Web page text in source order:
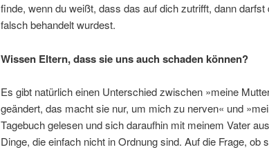
finde, wenn du weißt, dass das auf dich zutrifft, dann
falsch behandelt wurdest.
Wissen Eltern, dass sie uns auch schaden können?
Es gibt natürlich einen Unterschied zwischen »meine
geändert, das macht sie nur, um mich zu nerven« und
Tagebuch gelesen und sich daraufhin mit meinem Vater
Dinge, die einfach nicht in Ordnung sind. Auf die Frage, ob